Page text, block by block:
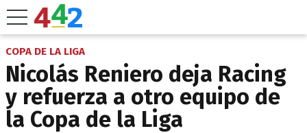
COPA DE LA LIGA
Nicolás Reniero deja Racing
y refuerza a otro equipo de
la Copa de la Liga